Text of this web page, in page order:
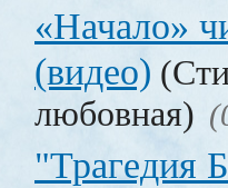
«Начало»
(видео)
любовная)
"Трагедия